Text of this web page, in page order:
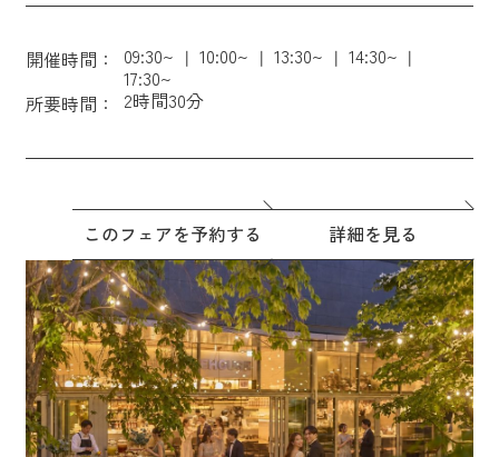
開催時間： 09:30~ 10:00~ 13:30~
14:30~
17:30~
所要時間：
2時間30分
このフェアを予約する 詳細を見る